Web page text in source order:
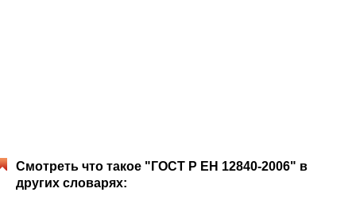
Смотреть что такое "ГОСТ Р ЕН 12840-2006" в
других словарях: